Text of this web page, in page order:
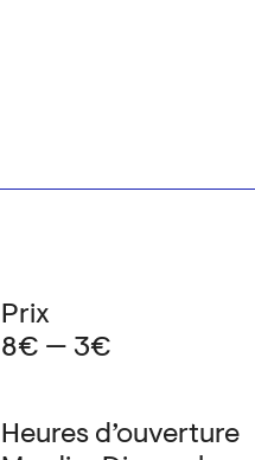
Heures d’ouverture
Prix
8€ — 3€